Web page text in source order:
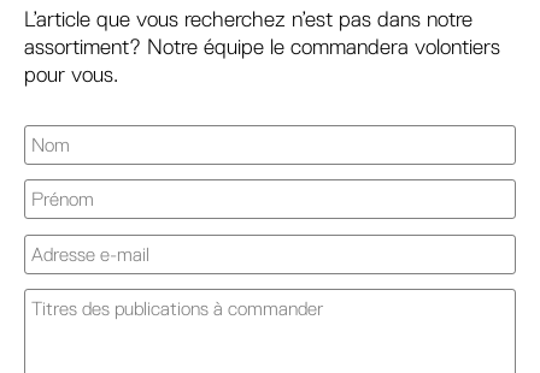
L’article que vous recherchez n’est pas dans notre
assortiment? Notre équipe le commandera volontiers
pour vous.